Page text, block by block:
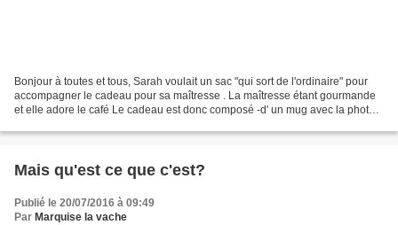
Bonjour à toutes et tous, Sarah voulait un sac "qui sort de l'ordinaire" pour
accompagner le cadeau pour sa maîtresse . La maîtresse étant gourmande
et elle adore le café Le cadeau est donc composé -d' un mug avec la photo
Mais qu'est ce que c'est?
Publié le 20/07/2016 à 09:49
Par Marquise la vache